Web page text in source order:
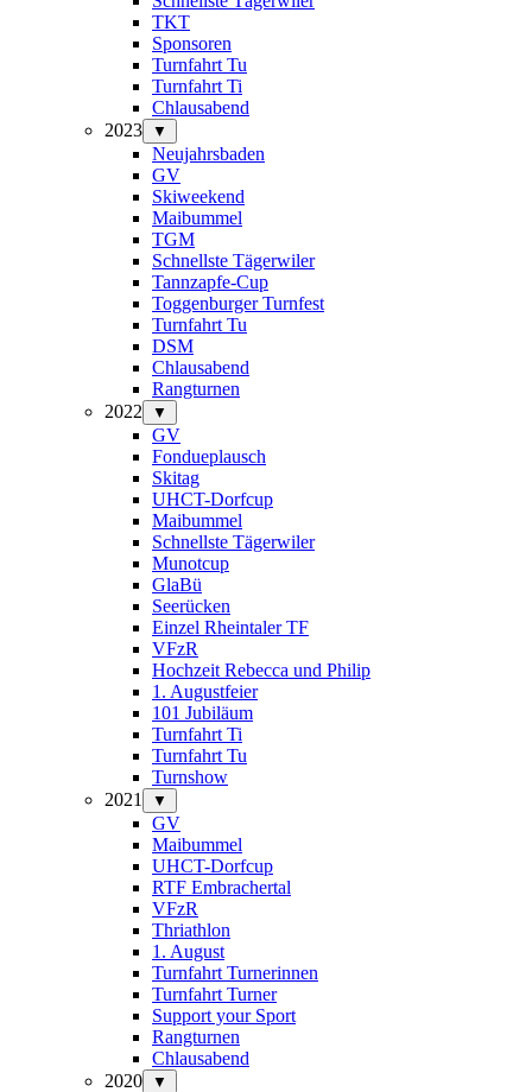
TKT
Sponsoren
Turnfahrt Tu
Turnfahrt Ti
Chlausabend
2023
▼
Neujahrsbaden
GV
Skiweekend
Maibummel
TGM
Schnellste Tägerwiler
Tannzapfe-Cup
Toggenburger Turnfest
Turnfahrt Tu
DSM
Chlausabend
Rangturnen
2022
▼
GV
Fondueplausch
Skitag
UHCT-Dorfcup
Maibummel
Schnellste Tägerwiler
Munotcup
GlaBü
Seerücken
Einzel Rheintaler TF
VFzR
Hochzeit Rebecca und Philip
1. Augustfeier
101 Jubiläum
Turnfahrt Ti
Turnfahrt Tu
Turnshow
2021
▼
GV
Maibummel
UHCT-Dorfcup
RTF Embrachertal
VFzR
Thriathlon
1. August
Turnfahrt Turnerinnen
Turnfahrt Turner
Support your Sport
Rangturnen
Chlausabend
2020
▼